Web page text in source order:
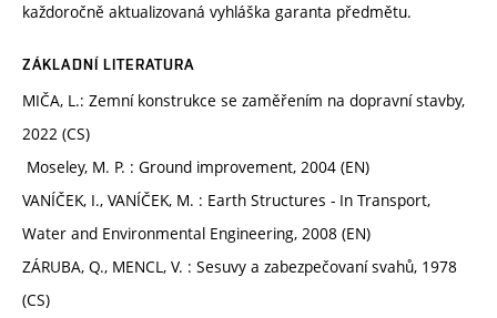
každoročně aktualizovaná vyhláška garanta předmětu.
ZÁKLADNÍ LITERATURA
MIČA, L.: Zemní konstrukce se zaměřením na dopravní stavby,
2022 (CS)
Moseley, M. P. : Ground improvement, 2004 (EN)
VANÍČEK, I., VANÍČEK, M. : Earth Structures - In Transport,
Water and Environmental Engineering, 2008 (EN)
ZÁRUBA, Q., MENCL, V. : Sesuvy a zabezpečovaní svahů, 1978
(CS)